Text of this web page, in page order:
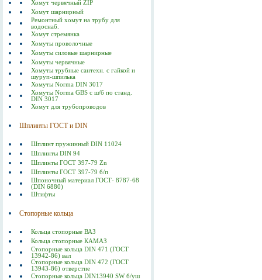
Хомут червячный ZIP
Хомут шарнирный
Ремонтный хомут на трубу для
водоснаб.
Хомут стремянка
Хомуты проволочные
Хомуты силовые шарнирные
Хомуты червячные
Хомуты трубные сантехн. с гайкой и
шуруп-шпилька
Хомуты Norma DIN 3017
Хомуты Norma GBS с ш/б по станд.
DIN 3017
Хомут для трубопроводов
Шплинты ГОСТ и DIN
Шплинт пружинный DIN 11024
Шплинты DIN 94
Шплинты ГОСТ 397-79 Zn
Шплинты ГОСТ 397-79 б/п
Шпоночный материал ГОСТ- 8787-68
(DIN 6880)
Штифты
Стопорные кольца
Кольца стопорные ВАЗ
Кольца стопорные КАМАЗ
Стопорные кольца DIN 471 (ГОСТ
13942-86) вал
Стопорные кольца DIN 472 (ГОСТ
13943-86) отверстие
Стопорные кольца DIN13940 SW б/уш